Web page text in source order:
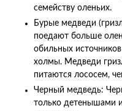
семейству оленьих.
Бурые медведи
поедают больше
обильных
холмы. Медведи
питаются лососем,
Черный медведь:
только детенышами